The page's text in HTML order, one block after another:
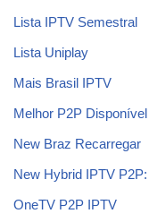
Lista IPTV Semestral
Lista Uniplay
Mais Brasil IPTV
Melhor P2P Disponível
New Braz Recarregar
New Hybrid IPTV
OneTV P2P IPTV